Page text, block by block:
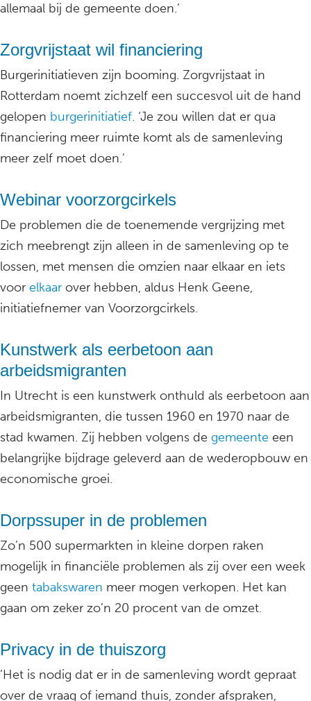
allemaal bij de gemeente doen.’
Zorgvrijstaat wil financiering
Burgerinitiatieven zijn booming. Zorgvrijstaat in
Rotterdam noemt zichzelf een succesvol uit de hand
gelopen burgerinitiatief. ‘Je zou willen dat er qua
financiering meer ruimte komt als de samenleving
meer zelf moet doen.’
Webinar voorzorgcirkels
De problemen die de toenemende vergrijzing met
zich meebrengt zijn alleen in de samenleving op te
lossen, met mensen die omzien naar elkaar en iets
voor elkaar over hebben, aldus Henk Geene,
initiatiefnemer van Voorzorgcirkels.
Kunstwerk als eerbetoon aan
arbeidsmigranten
In Utrecht is een kunstwerk onthuld als eerbetoon aan
arbeidsmigranten, die tussen 1960 en 1970 naar de
stad kwamen. Zij hebben volgens de gemeente een
belangrijke bijdrage geleverd aan de wederopbouw en
economische groei.
Dorpssuper in de problemen
Zo’n 500 supermarkten in kleine dorpen raken
mogelijk in financiële problemen als zij over een week
geen tabakswaren meer mogen verkopen. Het kan
gaan om zeker zo’n 20 procent van de omzet.
Privacy in de thuiszorg
’Het is nodig dat er in de samenleving wordt gepraat
over de vraag of iemand thuis, zonder afspraken,